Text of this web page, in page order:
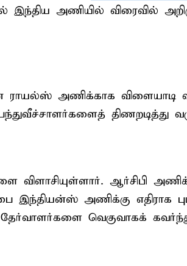
இந்திய அணியில் விரைவில்
ராயல்ஸ் அணிக்காக விளையாடி
திணறடித்து
ஆர்சிபி
இந்தியன்ஸ் அணிக்கு எதிராக
தேர்வாளர்களை வெகுவாகக்